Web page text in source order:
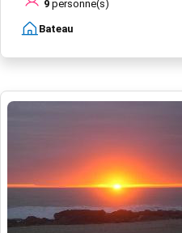
9 personne(s)
Bateau